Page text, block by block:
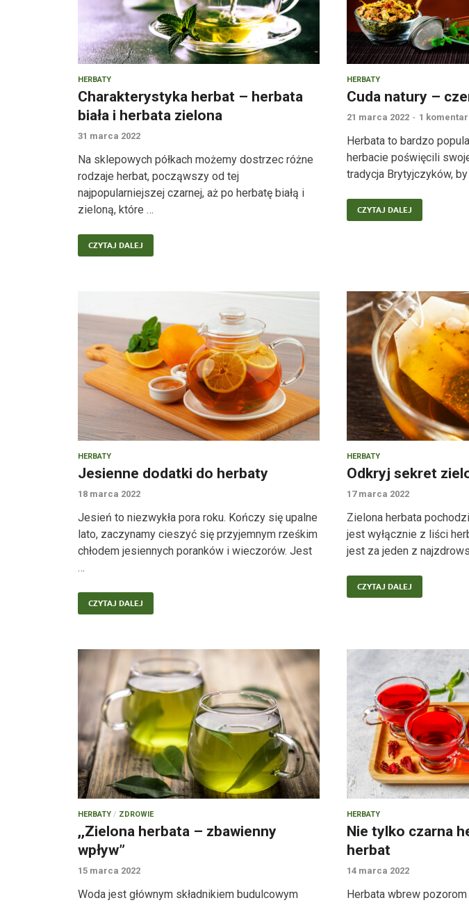
HERBATY
Charakterystyka herbat – herbata
biała i herbata zielona
31 marca 2022
Na sklepowych półkach możemy dostrzec różne
rodzaje herbat, począwszy od tej
najpopularniejszej czarnej, aż po herbatę białą i
zieloną, które …
CZYTAJ DALEJ
HERBATY
Cuda natury –
21 marca 2022 - 1
Herbata to bardzo
herbacie poświęcili swoje
tradycja Brytyjczyków,
CZYTAJ DALEJ
HERBATY
Jesienne dodatki do herbaty
18 marca 2022
Jesień to niezwykła pora roku. Kończy się upalne
lato, zaczynamy cieszyć się przyjemnym rześkim
chłodem jesiennych poranków i wieczorów. Jest
…
CZYTAJ DALEJ
HERBATY
Odkryj sekret
17 marca 2022
Zielona herbata
jest wyłącznie z liści
jest za jeden z
CZYTAJ DALEJ
HERBATY / ZDROWIE
,,Zielona herbata – zbawienny
wpływ”
15 marca 2022
Woda jest głównym składnikiem budulcowym
HERBATY
Nie tylko czarna
herbat
14 marca 2022
Herbata wbrew